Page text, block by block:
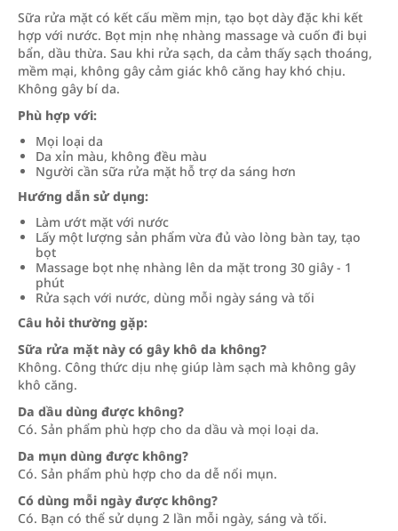
Sữa rửa mặt có kết cấu mềm mịn, tạo bọt dày đặc khi kết
hợp với nước. Bọt mịn nhẹ nhàng massage và cuốn đi bụi
bẩn, dầu thừa. Sau khi rửa sạch, da cảm thấy sạch thoáng,
mềm mại, không gây cảm giác khô căng hay khó chịu.
Không gây bí da.
Phù hợp với:
Mọi loại da
Da xỉn màu, không đều màu
Người cần sữa rửa mặt hỗ trợ da sáng hơn
Hướng dẫn sử dụng:
Làm ướt mặt với nước
Lấy một lượng sản phẩm vừa đủ vào lòng bàn tay, tạo
bọt
Massage bọt nhẹ nhàng lên da mặt trong 30 giây - 1
phút
Rửa sạch với nước, dùng mỗi ngày sáng và tối
Câu hỏi thường gặp:
Sữa rửa mặt này có gây khô da không?
Không. Công thức dịu nhẹ giúp làm sạch mà không gây
khô căng.
Da dầu dùng được không?
Có. Sản phẩm phù hợp cho da dầu và mọi loại da.
Da mụn dùng được không?
Có. Sản phẩm phù hợp cho da dễ nổi mụn.
Có dùng mỗi ngày được không?
Có. Bạn có thể sử dụng 2 lần mỗi ngày, sáng và tối.